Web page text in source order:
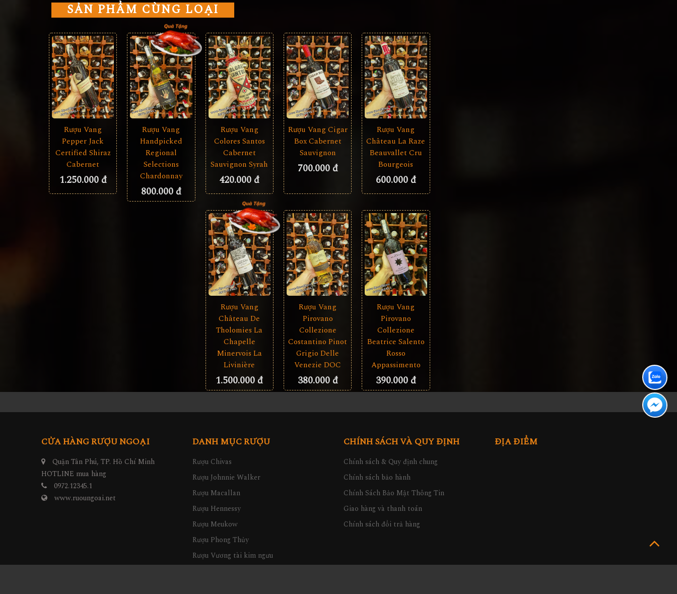
SẢN PHẨM CÙNG LOẠI
Rượu Vang
Pepper Jack
Certified Shiraz
Cabernet
1.250.000 đ
Rượu Vang
Handpicked
Regional
Selections
Chardonnay
800.000 đ
Rượu Vang
Colores Santos
Cabernet
Sauvignon Syrah
420.000 đ
Rượu Vang Cigar
Box Cabernet
Sauvignon
700.000 đ
Rượu Vang
Château La Raze
Beauvallet Cru
Bourgeois
600.000 đ
Rượu Vang
Château De
Tholomies La
Chapelle
Minervois La
Livinière
1.500.000 đ
Rượu Vang
Pirovano
Collezione
Costantino Pinot
Grigio Delle
Venezie DOC
380.000 đ
Rượu Vang
Pirovano
Collezione
Beatrice Salento
Rosso
Appassimento
390.000 đ
CỬA HÀNG RƯỢU NGOẠI
Quận Tân Phú, TP. Hồ Chí Minh
HOTLINE mua hàng
0972.12345.1
www.ruoungoai.net
DANH MỤC RƯỢU
Rượu Chivas
Rượu Johnnie Walker
Rượu Macallan
Rượu Hennessy
Rượu Meukow
Rượu Phong Thủy
Rượu Vương tài kim ngưu
CHÍNH SÁCH VÀ QUY ĐỊNH
Chính sách & Quy định chung
Chính sách bảo hành
Chính Sách Bảo Mật Thông Tin
Giao hàng và thanh toán
Chính sách đổi trả hàng
ĐỊA ĐIỂM